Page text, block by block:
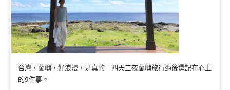
台灣，蘭嶼，好浪漫，是真的｜四天三夜蘭嶼旅行過後還記在心上
的9件事。